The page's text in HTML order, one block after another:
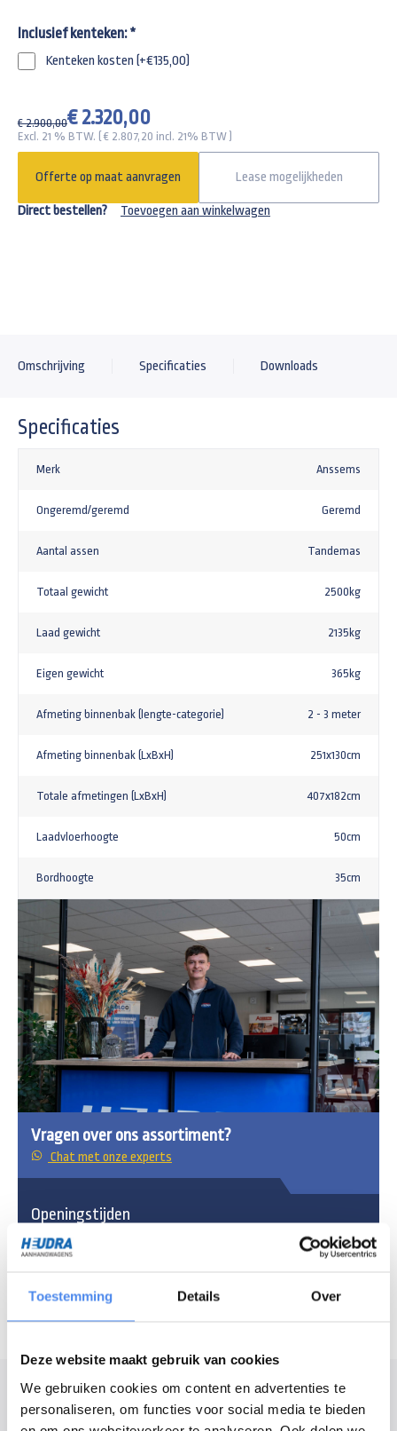
Toestemming Details Over
Deze website maakt gebruik van cookies
We gebruiken cookies om content en advertenties te
personaliseren, om functies voor social media te bieden
+1130,00
+155,00
Inclusief kenteken:*
Kenteken kosten (+€135,00)
€ 2.900,00€ 2.320,00
Excl. 21 % BTW. ( € 2.807,20 incl. 21% BTW )
Offerte op maat aanvragen Lease mogelijkheden
Direct bestellen? Toevoegen aan winkelwagen
Omschrijving Specificaties Downloads
Specificaties
Merk Anssems
Ongeremd/geremd Geremd
Aantal assen Tandemas
Totaal gewicht 2500kg
Laad gewicht 2135kg
Eigen gewicht 365kg
Afmeting binnenbak (lengte-categorie) 2 - 3 meter
Afmeting binnenbak (LxBxH) 251x130cm
Totale afmetingen (LxBxH) 407x182cm
Laadvloerhoogte 50cm
Bordhoogte 35cm
Vragen over ons assortiment?
Chat met onze experts
Openingstijden
Maandag - vrijdag
7:30 - 16:30 uur
8:30 - 12:00 uur
Modelomschrijving
De Anssems BSX is een ijzersterke aanhangwagen van hoge kwaliteit